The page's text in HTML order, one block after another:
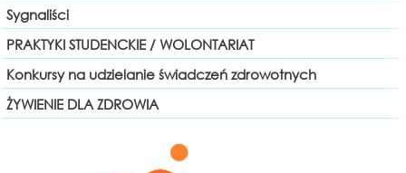
Sygnaliści
PRAKTYKI STUDENCKIE / WOLONTARIAT
Konkursy na udzielanie świadczeń zdrowotnych
ŻYWIENIE DLA ZDROWIA